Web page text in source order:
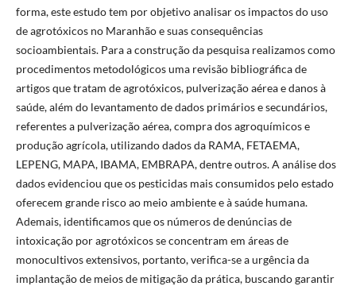
forma, este estudo tem por objetivo analisar os impactos do uso
de agrotóxicos no Maranhão e suas consequências
socioambientais. Para a construção da pesquisa realizamos como
procedimentos metodológicos uma revisão bibliográfica de
artigos que tratam de agrotóxicos, pulverização aérea e danos à
saúde, além do levantamento de dados primários e secundários,
referentes a pulverização aérea, compra dos agroquímicos e
produção agrícola, utilizando dados da RAMA, FETAEMA,
LEPENG, MAPA, IBAMA, EMBRAPA, dentre outros. A análise dos
dados evidenciou que os pesticidas mais consumidos pelo estado
oferecem grande risco ao meio ambiente e à saúde humana.
Ademais, identificamos que os números de denúncias de
intoxicação por agrotóxicos se concentram em áreas de
monocultivos extensivos, portanto, verifica-se a urgência da
implantação de meios de mitigação da prática, buscando garantir